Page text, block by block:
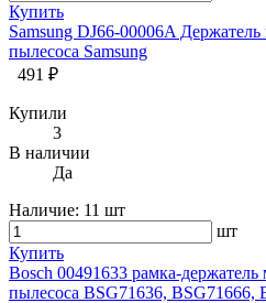
Купить
Samsung DJ66-00006A
пылесоса Samsung
491 ₽
Купили
3
В наличии
Да
Наличие: 11 шт
шт
Купить
Bosch 00491633 рамка-
пылесоса BSG71636, BSG71666,